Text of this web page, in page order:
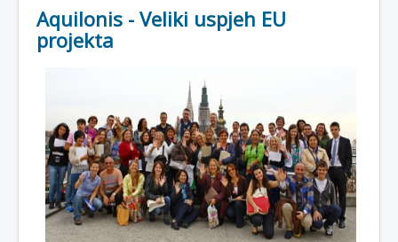
Aquilonis - Veliki uspjeh EU
projekta